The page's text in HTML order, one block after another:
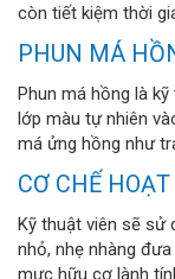
còn tiết kiệm thời
PHUN MÁ
Phun má hồng là
lớp màu tự nhiên
má ửng hồng như
CƠ CHẾ
Kỹ thuật viên sẽ sử
nhỏ, nhẹ nhàng
mực hữu cơ lành